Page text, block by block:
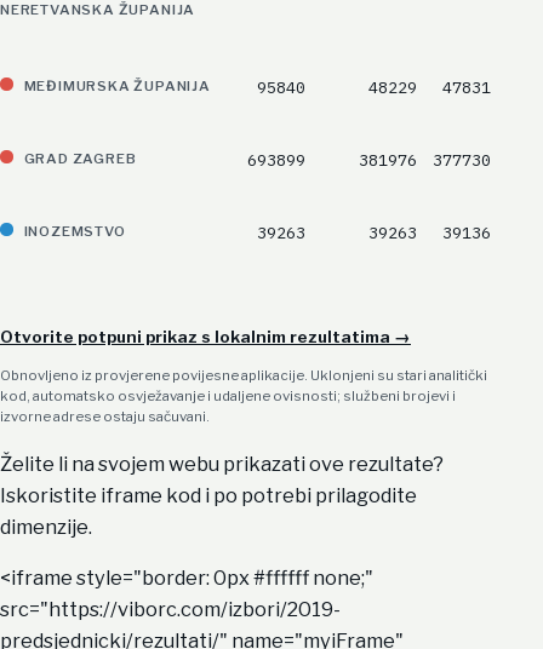
NERETVANSKA ŽUPANIJA
MEĐIMURSKA ŽUPANIJA 95840 48229 47831
GRAD ZAGREB 693899 381976 377730
INOZEMSTVO 39263 39263 39136
Otvorite potpuni prikaz s lokalnim rezultatima →
Obnovljeno iz provjerene povijesne aplikacije. Uklonjeni su stari analitički
kod, automatsko osvježavanje i udaljene ovisnosti; službeni brojevi i
izvorne adrese ostaju sačuvani.
Želite li na svojem webu prikazati ove rezultate?
Iskoristite iframe kod i po potrebi prilagodite
dimenzije.
<iframe style="border: 0px #ffffff none;"
src="https://viborc.com/izbori/2019-
predsjednicki/rezultati/" name="myiFrame"